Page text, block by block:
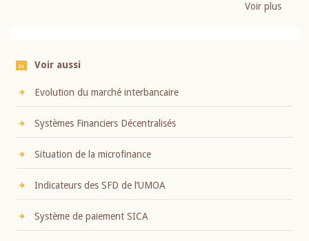
Voir plus
Voir aussi
Evolution du marché interbancaire
Systèmes Financiers Décentralisés
Situation de la microfinance
Indicateurs des SFD de l’UMOA
Système de paiement SICA